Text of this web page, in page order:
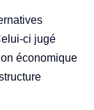
ci jugé
économique